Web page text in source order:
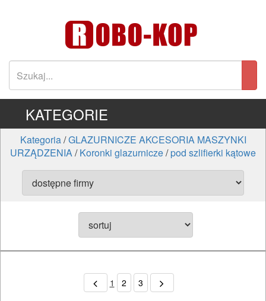
KATEGORIE
Kategoria/GLAZURNICZE AKCESORIA MASZYNKI
URZĄDZENIA/Koronki glazurnicze/pod szlifierki kątowe
1 2 3